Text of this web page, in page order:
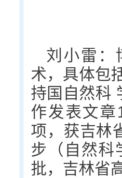
刘小雷：
术，具体包
持国自然科
作发表文
项，获吉林
步（自然科
批，吉林省